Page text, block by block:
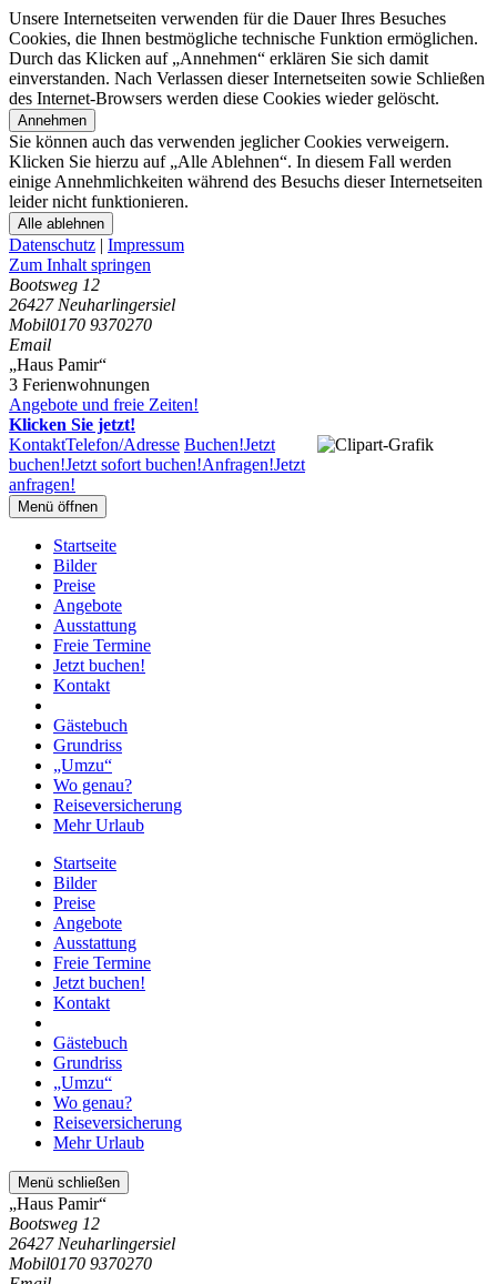
Unsere Internetseiten verwenden für die Dauer Ihres Besuches
Cookies, die Ihnen bestmögliche technische Funktion ermöglichen.
Durch das Klicken auf „Annehmen“ erklären Sie sich damit
einverstanden. Nach Verlassen dieser Internetseiten sowie Schließen
des Internet-Browsers werden diese Cookies wieder gelöscht.
Annehmen
Sie können auch das verwenden jeglicher Cookies verweigern.
Klicken Sie hierzu auf „Alle Ablehnen“. In diesem Fall werden
einige Annehmlichkeiten während des Besuchs dieser Internetseiten
leider nicht funktionieren.
Alle ablehnen
Datenschutz | Impressum
Zum Inhalt springen
Bootsweg 12
26427 Neuharlingersiel
Mobil0170 9370270
Email
„Haus Pamir“
3 Ferienwohnungen
Angebote und freie Zeiten!
Klicken Sie jetzt!
KontaktTelefon/Adresse Buchen!Jetzt
buchen!Jetzt sofort buchen!Anfragen!Jetzt
anfragen!
Menü öffnen
Startseite
Bilder
Preise
Angebote
Ausstattung
Freie Termine
Jetzt buchen!
Kontakt
Gästebuch
Grundriss
„Umzu“
Wo genau?
Reiseversicherung
Mehr Urlaub
Startseite
Bilder
Preise
Angebote
Ausstattung
Freie Termine
Jetzt buchen!
Kontakt
Gästebuch
Grundriss
„Umzu“
Wo genau?
Reiseversicherung
Mehr Urlaub
Menü schließen
„Haus Pamir“
Bootsweg 12
26427 Neuharlingersiel
Mobil0170 9370270